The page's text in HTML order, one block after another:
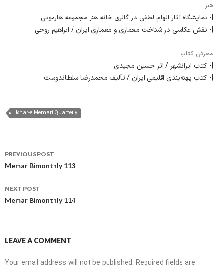
هنر
|- نمایشگاه آثار الهام لطفی در گالری خانه هنر مجموعه‌ هارمونی
|- نقش عکاسی در شناخت معماری و معماری ایران / ابراهیم روحی
معرفی کتاب
|- کتاب ایرانشهر / اثر حسین مجیدی
|- کتاب پهنه‌بندی اقلیمی ایران / تألیف محمدرضا سلطاندوست
Honar-e Memari Quarterly
Post
navigation
PREVIOUS POST
Memar Bimonthly 113
NEXT POST
Memar Bimonthly 114
LEAVE A COMMENT
Your email address will not be published. Required fields are